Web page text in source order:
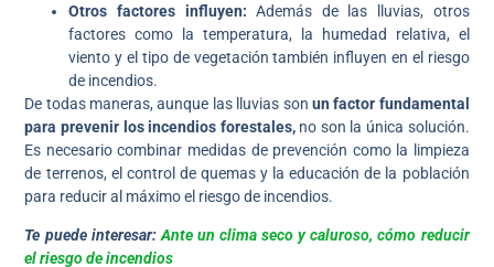
Otros factores influyen: Además de las lluvias, otros
factores como la temperatura, la humedad relativa, el
viento y el tipo de vegetación también influyen en el riesgo
de incendios.
De todas maneras, aunque las lluvias son un factor fundamental
para prevenir los incendios forestales,no son la única solución.
Es necesario combinar medidas de prevención como la limpieza
de terrenos, el control de quemas y la educación de la población
para reducir al máximo el riesgo de incendios.
Te puede interesar:Ante un clima seco y caluroso, cómo reducir
el riesgo de incendios